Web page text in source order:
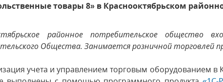
товары 8» в Краснооктябрьском
районное потребительское общество
Общества. Занимается розничной торговлей
учета и управлением торговым оборудованием